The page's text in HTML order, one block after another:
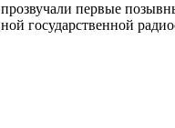
первые
государственной